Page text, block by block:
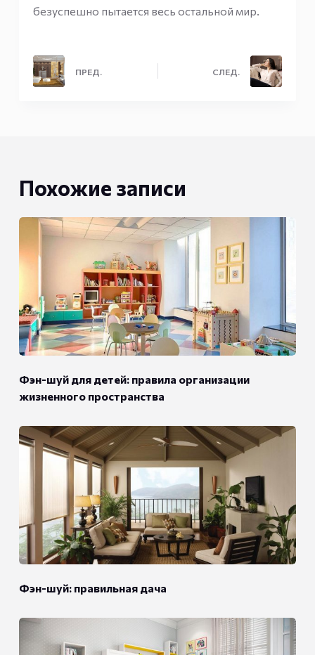
безуспешно пытается весь остальной мир.
ПРЕД. СЛЕД.
Похожие записи
Фэн-шуй для детей: правила организации
жизненного пространства
Фэн-шуй: правильная дача